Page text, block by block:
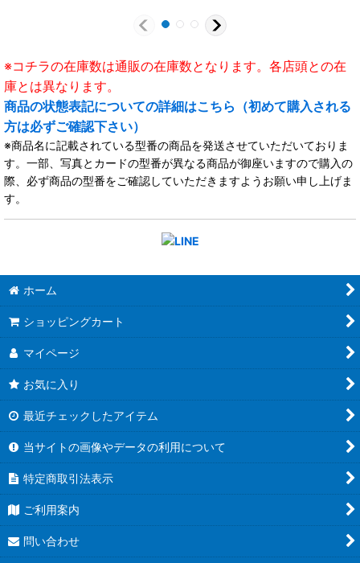
※コチラの在庫数は通販の在庫数となります。各店頭との在
庫とは異なります。
商品の状態表記についての詳細はこちら（初めて購入される
方は必ずご確認下さい）
※商品名に記載されている型番の商品を発送させていただいておりま
す。一部、写真とカードの型番が異なる商品が御座いますので購入の
際、必ず商品の型番をご確認していただきますようお願い申し上げま
す。
ホーム
ショッピングカート
マイページ
お気に入り
最近チェックしたアイテム
当サイトの画像やデータの利用について
特定商取引法表示
ご利用案内
問い合わせ